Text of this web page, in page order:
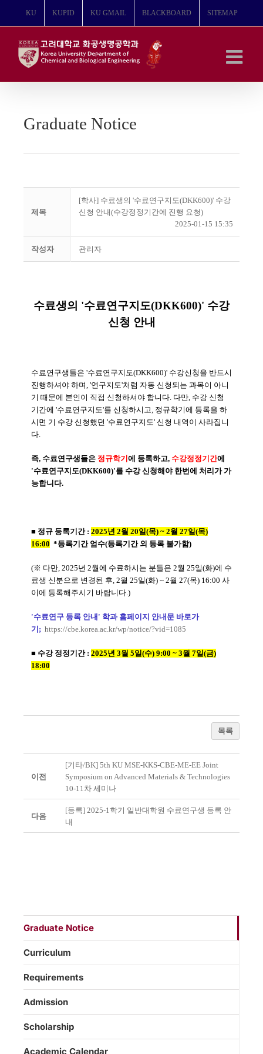
뛰
KU KUPID KU GMAIL BLACKBOARD SITEMAP
Graduate Notice
제목
[학사] 수료생의 '수료연구지도(DKK600)' 수강
신청 안내(수강정정기간에 진행 요청)
2025-01-15 15:35
작성자 관리자
수료생의 '수료연구지도(DKK600)' 수강
신청 안내
수료연구생들은 '수료연구지도(DKK600)' 수강신청을 반드시
진행하셔야 하며, '연구지도'처럼 자동 신청되는 과목이 아니
기 때문에 본인이 직접 신청하셔야 합니다. 다만, 수강 신청
기간에 '수료연구지도'를 신청하시고, 정규학기에 등록을 하
시면 기 수강 신청했던 '수료연구지도' 신청 내역이 사라집니
다.
즉, 수료연구생들은 정규학기 에 등록하고, 수강정정기간에
'수료연구지도(DKK600)'를 수강 신청해야 한번에 처리가 가
능합니다.
■ 정규 등록기간 : 2025년 2월 20일(목) ~ 2월 27일(목)
16:00 *등록기간 엄수(등록기간 외 등록 불가함)
(※ 다만, 2025년 2월에 수료하시는 분들은 2월 25일(화)에 수
료생 신분으로 변경된 후, 2월 25일(화) ~ 2월 27(목) 16:00 사
이에 등록해주시기 바랍니다.)
'수료연구 등록 안내' 학과 홈페이지 안내문 바로가
기; https://cbe.korea.ac.kr/wp/notice/?vid=1085
■ 수강 정정기간 : 2025년 3월 5일(수) 9:00 ~ 3월 7일(금)
18:00
목록
이전
[기타/BK] 5th KU MSE-KKS-CBE-ME-EE Joint
Symposium on Advanced Materials & Technologies
10-11차 세미나
다음
[등록] 2025-1학기 일반대학원 수료연구생 등록 안
내
Graduate Notice
Curriculum
Requirements
Admission
Scholarship
Academic Calendar